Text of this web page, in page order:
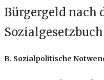
Bürgergeld nach
Sozialgesetzbuch
B. Sozialpolitische